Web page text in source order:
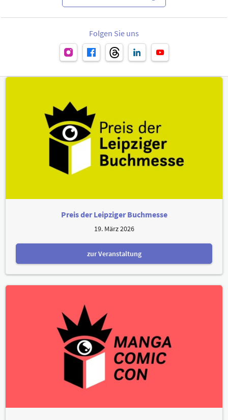
Folgen Sie uns
Preis der Leipziger Buchmesse
19. März 2026
zur Veranstaltung